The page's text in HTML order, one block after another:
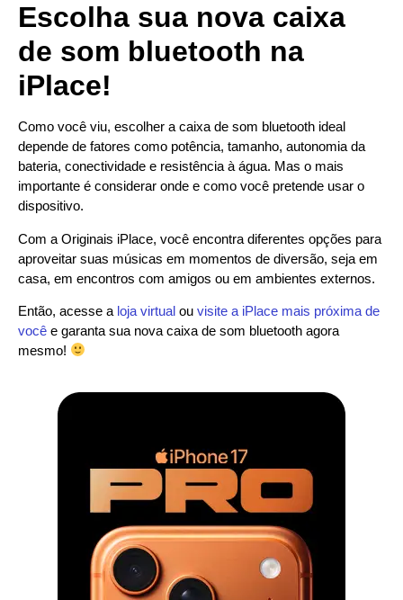
Escolha sua nova caixa
de som bluetooth na
iPlace!
Como você viu, escolher a caixa de som bluetooth ideal
depende de fatores como potência, tamanho, autonomia da
bateria, conectividade e resistência à água. Mas o mais
importante é considerar onde e como você pretende usar o
dispositivo.
Com a Originais iPlace, você encontra diferentes opções para
aproveitar suas músicas em momentos de diversão, seja em
casa, em encontros com amigos ou em ambientes externos.
Então, acesse a loja virtual ou visite a iPlace mais próxima de
você e garanta sua nova caixa de som bluetooth agora
mesmo!